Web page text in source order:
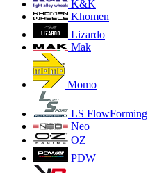
K&K
Khomen
Lizardo
Mak
Momo
LS FlowForming
Neo
OZ
PDW